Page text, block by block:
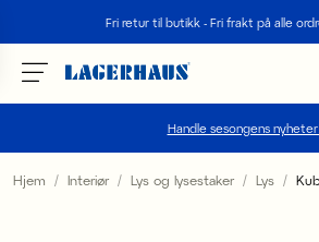
Fri retur til butikk - Fri frakt på alle
Handle sesongens nyheter!
velg språk / valuta
Hjem Interiør Lys og lysestaker Lys